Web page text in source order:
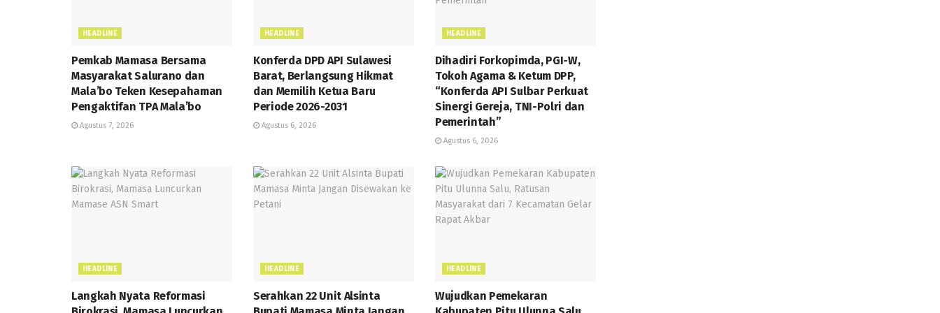
HEADLINE
Pemkab Mamasa Bersama
Masyarakat Salurano dan
Mala’bo Teken Kesepahaman
Pengaktifan TPA Mala’bo
Agustus 7, 2026
HEADLINE
Konferda DPD API Sulawesi
Barat, Berlangsung Hikmat
dan Memilih Ketua Baru
Periode 2026-2031
Agustus 6, 2026
HEADLINE
Dihadiri Forkopimda, PGI-W,
Tokoh Agama & Ketum DPP,
“Konferda API Sulbar Perkuat
Sinergi Gereja, TNI-Polri dan
Pemerintah”
Agustus 6, 2026
HEADLINE
Langkah Nyata Reformasi
HEADLINE
Serahkan 22 Unit Alsinta
HEADLINE
Wujudkan Pemekaran